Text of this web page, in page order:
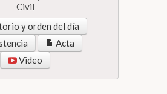
Civil
y orden del día
Acta
Video